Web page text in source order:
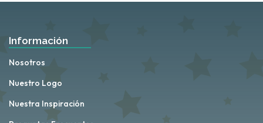
Información
Nosotros
Nuestro Logo
Nuestra Inspiración